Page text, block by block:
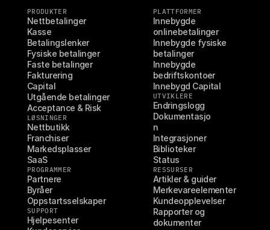
PRODUKTER
Nettbetalinger
Kasse
Betalingslenker
Fysiske betalinger
Faste betalinger
Fakturering
Capital
Utgående betalinger
Acceptance & Risk
LØSNINGER
Nettbutikk
Franchiser
Markedsplasser
SaaS
PROGRAMMER
Partnere
Byråer
Oppstartsselskaper
SUPPORT
Hjelpesenter
PLATTFORMER
Innebygde
onlinebetalinger
Innebygde fysiske
betalinger
Innebygde
bedriftskontoer
Innebygd Capital
UTVIKLERE
Endringslogg
Dokumentasjo
n
Integrasjoner
Biblioteker
Status
RESSURSER
Artikler & guider
Merkevareelementer
Kundeopplevelser
Rapporter og
dokumenter